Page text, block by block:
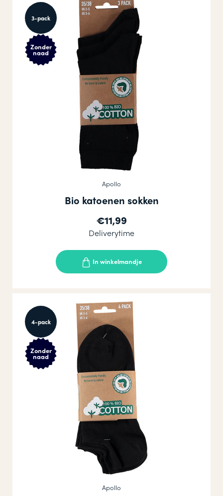
3-pack
Zonder
naad
Apollo
Bio katoenen sokken
€11,99
Deliverytime
In winkelmandje
4-pack
Zonder
naad
Apollo